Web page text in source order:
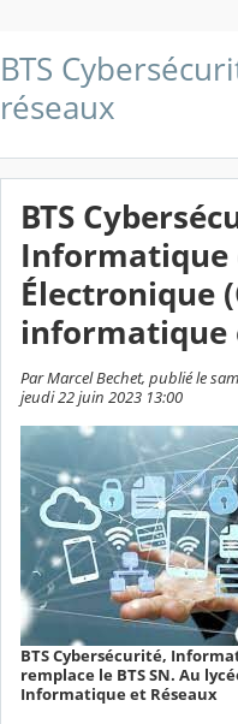
BTS
réseaux
BTS
Informatique
Électronique
informatique
Par Marcel Bechet, publié le
jeudi 22 juin 2023 13:00
BTS Cybersécurité,
remplace le BTS SN. Au
Informatique et Réseaux